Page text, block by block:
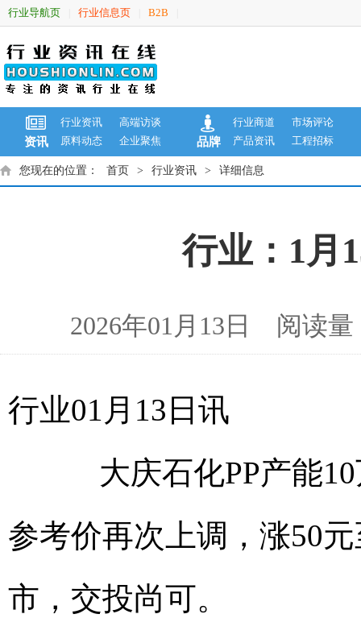
行业导航页 行业信息页 B2B
资讯
行业资讯
高端访谈
原料动态
企业聚焦 品牌
行业商道
市场评论
产品资讯
工程招标
您现在的位置： 首页 > 行业资讯 > 详细信息
行业：1月
2026年01月13日 阅读
行业01月13日讯
大庆石化PP产能10
参考价再次上调，涨50
市，交投尚可。